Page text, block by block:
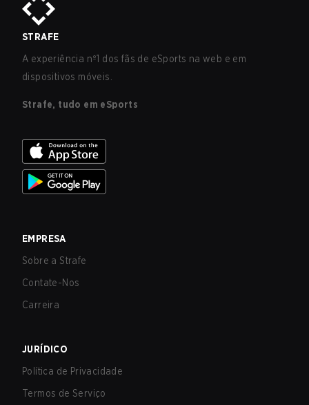
STRAFE
A experiência nº1 dos fãs de eSports na web e em
dispositivos móveis.
Strafe, tudo em eSports
EMPRESA
Sobre a Strafe
Contate-Nos
Carreira
JURÍDICO
Política de Privacidade
Termos de Serviço